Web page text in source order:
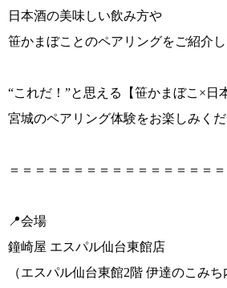
日本酒の美味しい飲み方や
笹かまぼことのペアリングをご紹介
“これだ！”と思える【笹かまぼこ×日
宮城のペアリング体験をお楽しみく
＝＝＝＝＝＝＝＝＝＝＝＝＝＝＝＝＝
📍会場
鐘崎屋 エスパル仙台東館店
（エスパル仙台東館2階 伊達のこみち